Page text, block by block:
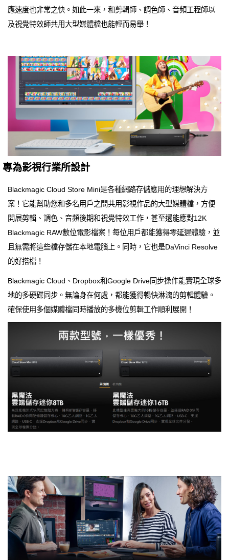
應速度也非常之快。如此一來，和剪輯師、調色師、音頻工程師以
及視覺特效師共用大型媒體檔也能輕而易舉！
專為影視行業所設計
Blackmagic Cloud Store Mini是各種網路存儲應用的理想解決方
案！它能幫助您和多名用戶之間共用影視作品的大型媒體檔，方便
開展剪輯、調色、音頻後期和視覺特效工作，甚至還能應對12K
Blackmagic RAW數位電影檔案！每位用戶都能獲得零延遲體驗，並
且無需將這些檔存儲在本地電腦上。同時，它也是DaVinci Resolve
的好搭檔！
Blackmagic Cloud、Dropbox和Google Drive同步操作能實現全球多
地的多硬碟同步。無論身在何處，都能獲得暢快淋漓的剪輯體驗。
確保使用多個媒體檔同時播放的多機位剪輯工作順利展開！